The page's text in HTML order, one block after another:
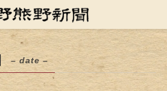
– date –